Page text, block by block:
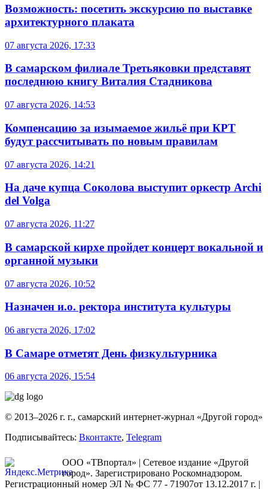
Возможность: посетить экскурсию по выставке
архитектурного плаката
07 августа 2026, 17:33
В самарском филиале Третьяковки представят
последнюю книгу Виталия Стадникова
07 августа 2026, 14:53
Компенсацию за изымаемое жильё при КРТ
будут рассчитывать по новым правилам
07 августа 2026, 14:21
На даче купца Соколова выступит оркестр Archi
del Volga
07 августа 2026, 11:27
В самарской кирхе пройдет концерт вокальной и
органной музыки
07 августа 2026, 10:52
Назначен и.о. ректора института культуры
06 августа 2026, 17:02
В Самаре отметят День физкультурника
06 августа 2026, 15:54
© 2013–2026 г. г., самарский интернет-журнал «Другой город»
Подписывайтесь: Вконтакте, Telegram
ООО «ТВпортал» | Сетевое издание «Другой
город». Зарегистрировано Роскомнадзором.
Регистрационный номер ЭЛ № ФС 77 - 71907от 13.12.2017 г. |